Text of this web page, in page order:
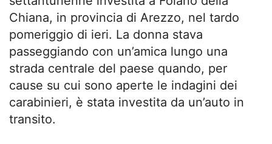
Chiana, in provincia di Arezzo, nel tardo
pomeriggio di ieri. La donna stava
passeggiando con un’amica lungo una
strada centrale del paese quando, per
cause su cui sono aperte le indagini dei
carabinieri, è stata investita da un’auto in
transito.